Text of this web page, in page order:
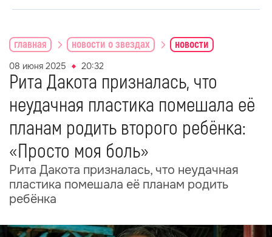
главная новости о звездах новости
08 июня 2025 20:32
Рита Дакота призналась, что
неудачная пластика помешала её
планам родить второго ребёнка:
«Просто моя боль»
Рита Дакота призналась, что неудачная
пластика помешала её планам родить
ребёнка